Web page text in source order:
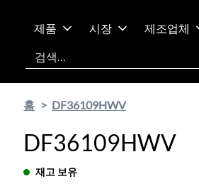
제품 시장 제조업체
검색
홈 DF36109HWV
DF36109HWV
재고 보유